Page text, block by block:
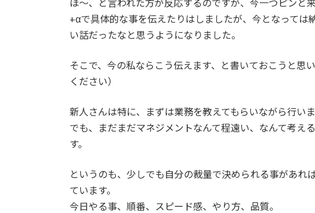
ほ～、と言われた方が反応するのですが、今一つピンと
+αで具体的な事を伝えたりはしましたが、今となって
い話だったなと思うようになりました。
そこで、今の私ならこう伝えます、と書いておこうと思
ください）
新人さんは特に、まずは業務を教えてもらいながら行いま
でも、まだまだマネジメントなんて程遠い、なんて考え
す。
というのも、少しでも自分の裁量で決められる事があれ
ています。
今日やる事、順番、スピード感、やり方、品質。